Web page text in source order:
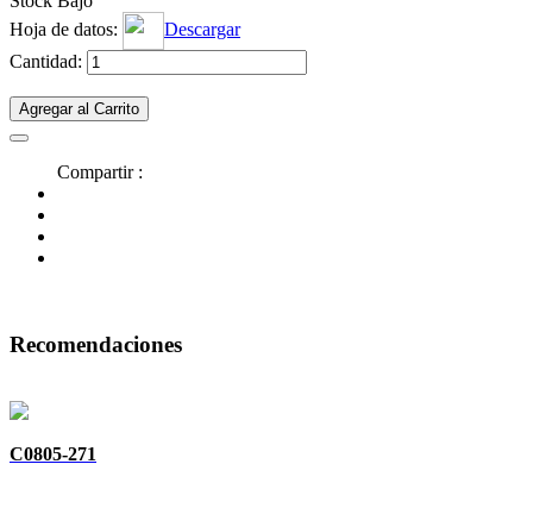
Hoja de datos:
Descargar
Cantidad:
Agregar al Carrito
Compartir :
Recomendaciones
C0805-271